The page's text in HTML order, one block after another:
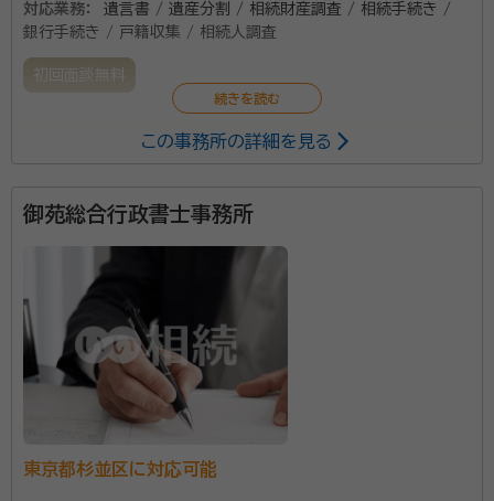
対応業務：
遺言書 / 遺産分割 / 相続財産調査 / 相続手続き /
銀行手続き / 戸籍収集 / 相続人調査
初回面談無料
遺言・相続、成年後見について、皆様が抱えているお困
された大切な方々に対して、生前に言えなかったご自身
ただきたいと思います。
特定行政書士
所属団体： 東京都行政書士会
この事務所の詳細を見る
御苑総合行政書士事務所
東京都杉並区に対応可能